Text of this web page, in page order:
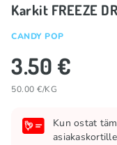
Karkit FREEZE
CANDY POP
3.50 €
50.00 €/KG
Kun ostat